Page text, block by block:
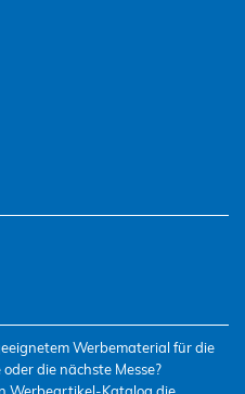
Werbematerial für die
die nächste Messe?